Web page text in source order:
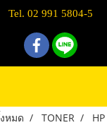
Tel. 02 991 5804-5
หมด TONER
HP